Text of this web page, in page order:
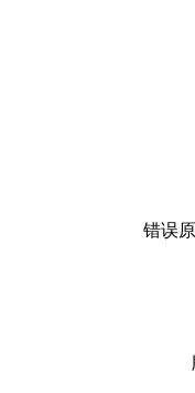
错误